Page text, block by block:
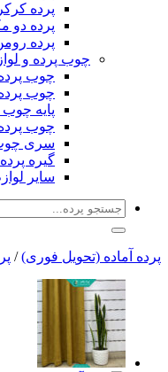
پرده
پرده دو
پرده رومن
چوب پرده و
چوب پرده
چوب پرده
پایه چوب
چوب پرده
سری چوب
گیره پرده
سایر
جستجو
پرده آماده (تحویل فوری) /